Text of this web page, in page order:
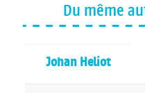
Du même
Johan Heliot